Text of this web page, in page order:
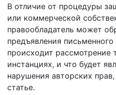
В отличие от процедуры
или коммерческой
правообладатель может
предъявления
происходит рассмотрение
инстанциях, и что будет
нарушения авторских
статье.